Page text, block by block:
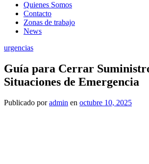
Quienes Somos
Contacto
Zonas de trabajo
News
urgencias
Guía para Cerrar
Situaciones de Emergencia
Publicado poradmin en octubre 10, 2025